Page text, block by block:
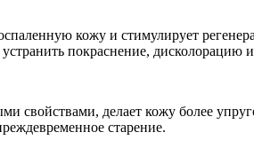
кожу и стимулирует
покраснение,
свойствами, делает кожу более
старение.